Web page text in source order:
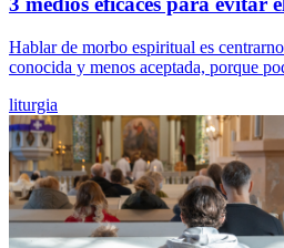
Hablar de morbo espiritual es
conocida y menos aceptada, porque
liturgia